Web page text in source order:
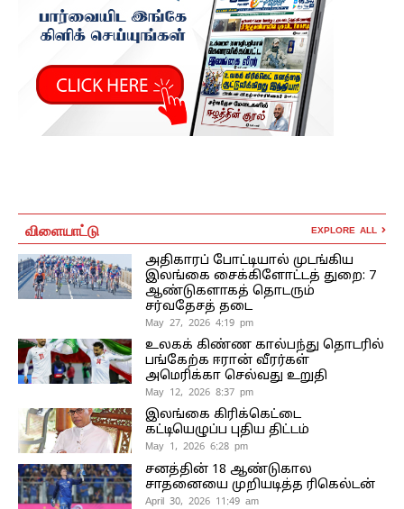
விளையாட்டு EXPLORE ALL
அதிகாரப் போட்டியால் முடங்கிய
இலங்கை சைக்கிளோட்டத் துறை: 7
ஆண்டுகளாகத் தொடரும்
சர்வதேசத் தடை
May 27, 2026 4:19 pm
உலகக் கிண்ண கால்பந்து தொடரில்
பங்கேற்க ஈரான் வீரர்கள்
அமெரிக்கா செல்வது உறுதி
May 12, 2026 8:37 pm
இலங்கை கிரிக்கெட்டை
கட்டியெழுப்ப புதிய திட்டம்
May 1, 2026 6:28 pm
சனத்தின் 18 ஆண்டுகால
சாதனையை முறியடித்த ரிகெல்டன்
April 30, 2026 11:49 am